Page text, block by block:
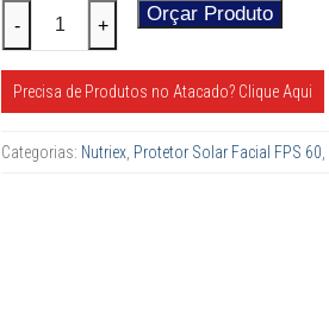
Protetor
Solar
Facial
FPS
Profissional
- + Orçar Produto
Precisa de Produtos no Atacado? Clique Aqui
Categorias: Nutriex Protetor Solar Facial FPS 60